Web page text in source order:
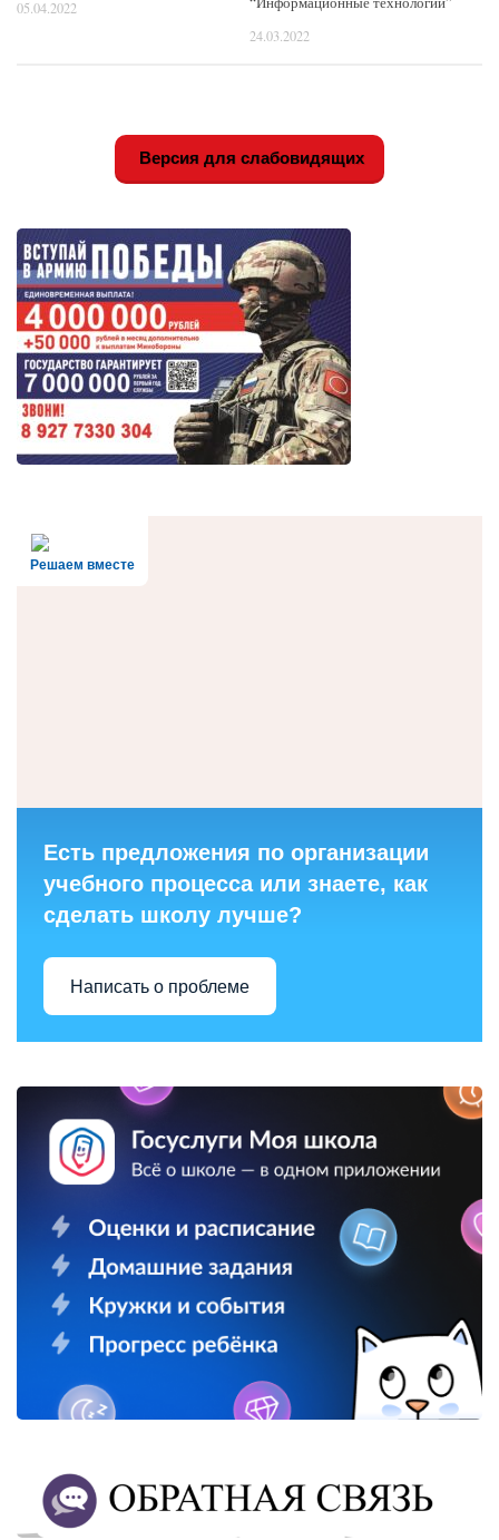
05.04.2022
24.03.2022
Версия для слабовидящих
Решаем вместе
Есть предложения по организации
учебного процесса или знаете, как
сделать школу лучше?
Написать о проблеме